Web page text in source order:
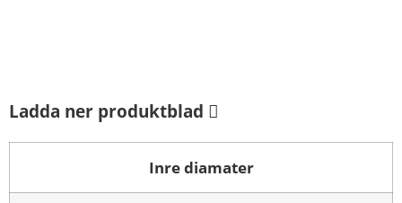
Ladda ner produktblad
Inre diamater